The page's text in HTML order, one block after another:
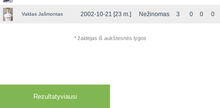
Valdas Jašmontas 2002-10-21 [23 m.] Nežinomas 3 0 0 0
* žaidėjas iš aukštesnės lygos
Rezultatyviausi